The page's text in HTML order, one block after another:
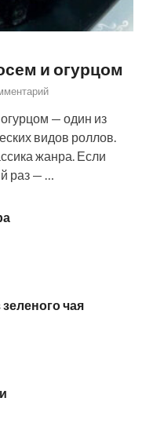
и огурцом
— один из
видов роллов.
жанра. Если
раз — …
чая